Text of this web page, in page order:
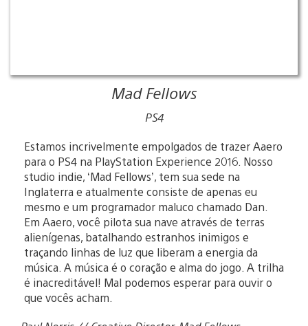
Mad Fellows
PS4
Estamos incrivelmente empolgados de trazer Aaero
para o PS4 na PlayStation Experience 2016. Nosso
studio indie, ‘Mad Fellows’, tem sua sede na
Inglaterra e atualmente consiste de apenas eu
mesmo e um programador maluco chamado Dan.
Em Aaero, você pilota sua nave através de terras
alienígenas, batalhando estranhos inimigos e
traçando linhas de luz que liberam a energia da
música. A música é o coração e alma do jogo. A trilha
é inacreditável! Mal podemos esperar para ouvir o
que vocês acham.